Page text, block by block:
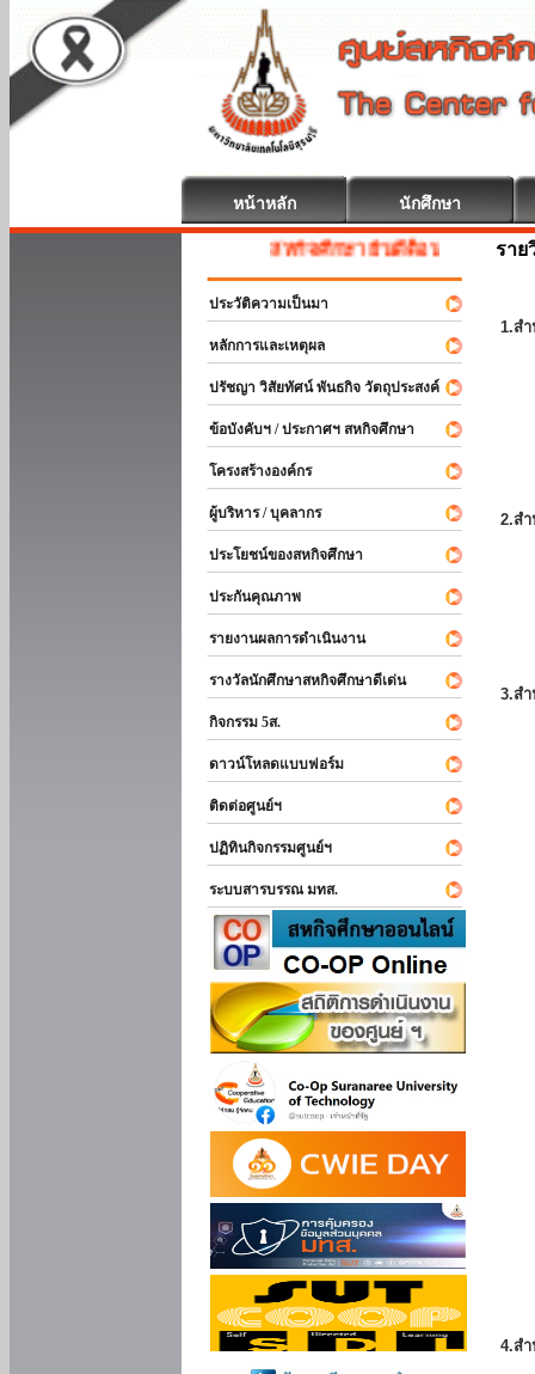
หน้าหลัก นักศึกษา
สหกิจศึกษา ยินดีต้อนรับ
ประวัติความเป็นมา
หลักการและเหตุผล
ปรัชญา วิสัยทัศน์ พันธกิจ วัตถุประสงค์
ข้อบังคับฯ / ประกาศฯ สหกิจศึกษา
โครงสร้างองค์กร
ผู้บริหาร / บุคลากร
ประโยชน์ของสหกิจศึกษา
ประกันคุณภาพ
รายงานผลการดำเนินงาน
รางวัลนักศึกษาสหกิจศึกษาดีเด่น
กิจกรรม 5ส.
ดาวน์โหลดแบบฟอร์ม
ติดต่อศูนย์ฯ
ปฏิทินกิจกรรมศูนย์ฯ
ระบบสารบรรณ มทส.
ราย
1.ส
2.ส
3.ส
4.ส